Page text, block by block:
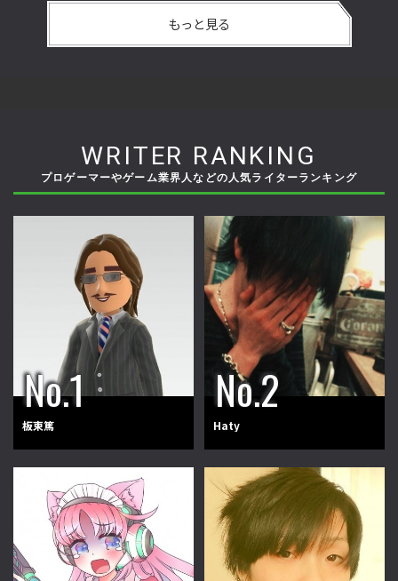
もっと見る
WRITER RANKING
プロゲーマーやゲーム業界人などの人気ライターランキング
板東篤 Haty